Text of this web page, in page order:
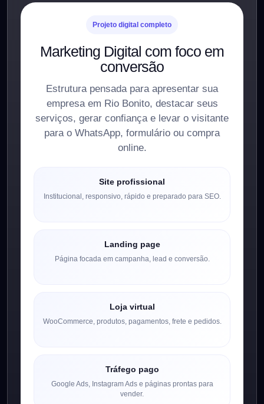
Projeto digital completo
Marketing Digital com foco em
conversão
Estrutura pensada para apresentar sua
empresa em Rio Bonito, destacar seus
serviços, gerar confiança e levar o visitante
para o WhatsApp, formulário ou compra
online.
Site profissional
Institucional, responsivo, rápido e preparado para SEO.
Landing page
Página focada em campanha, lead e conversão.
Loja virtual
WooCommerce, produtos, pagamentos, frete e pedidos.
Tráfego pago
Google Ads, Instagram Ads e páginas prontas para
vender.